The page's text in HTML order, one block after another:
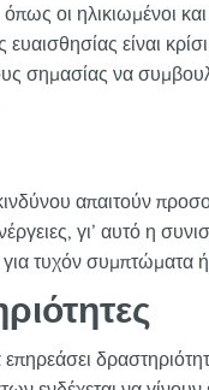
οι ηλικιωμένοι και
είναι
σημασίας να
απαιτούν
γι’ αυτό η
τυχόν συμπτώματα